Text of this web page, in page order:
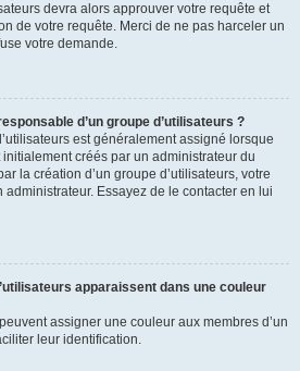
devra alors approuver votre requête et
de votre requête. Merci de ne pas harceler un
votre demande.
d’un groupe d’utilisateurs ?
est généralement assigné lorsque
initialement créés par un administrateur du
la création d’un groupe d’utilisateurs, votre
Essayez de le contacter en lui
apparaissent dans une couleur
assigner une couleur aux membres d’un
leur identification.